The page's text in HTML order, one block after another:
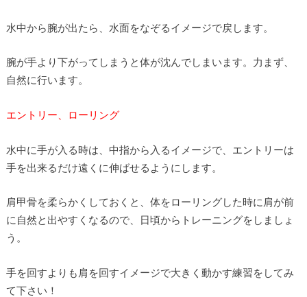
水中から腕が出たら、水面をなぞるイメージで戻します。
腕が手より下がってしまうと体が沈んでしまいます。力まず、
自然に行います。
エントリー、ローリング
水中に手が入る時は、中指から入るイメージで、エントリーは
手を出来るだけ遠くに伸ばせるようにします。
肩甲骨を柔らかくしておくと、体をローリングした時に肩が前
に自然と出やすくなるので、日頃からトレーニングをしましょ
う。
手を回すよりも肩を回すイメージで大きく動かす練習をしてみ
て下さい！